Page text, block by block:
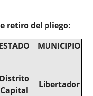
retiro del pliego:
ESTADO
MUNICIPIO
Distrito
Capital
Libertador